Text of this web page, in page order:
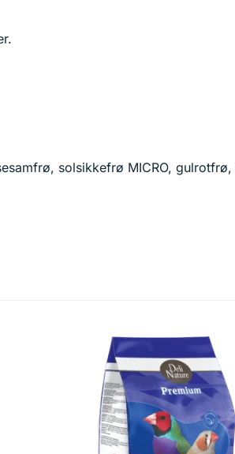
solsikkefrø MICRO,